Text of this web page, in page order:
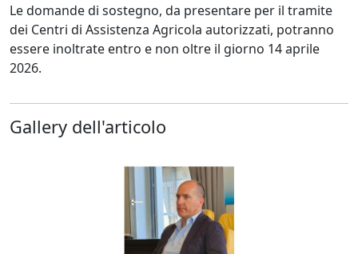
Le domande di sostegno, da presentare per il tramite
dei Centri di Assistenza Agricola autorizzati, potranno
essere inoltrate entro e non oltre il giorno 14 aprile
2026.
Gallery dell'articolo